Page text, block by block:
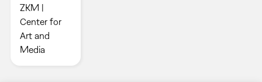
ZKM |
Center for
Art and
Media